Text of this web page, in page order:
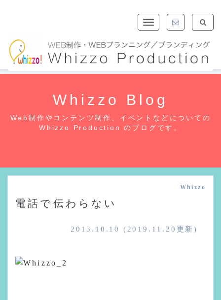
Toggle
navigation
Whizzo Blog
Web制作やコンテンツ制作、イベントなどについての
Whizzo Production のブログです。
Whizzo
電話で伝わらない
2013.10.10 (2019.11.20更新)